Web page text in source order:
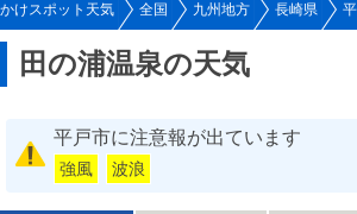
けスポット天気 全国 九州地方 長崎県
田の浦温泉の天気
平戸市に注意報が出ています
強風 波浪